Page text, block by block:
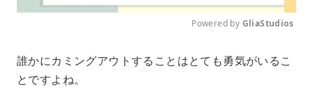
u
Powered by GliaStudios
誰かにカミングアウトすることはとても勇気がいるこ
とですよね。